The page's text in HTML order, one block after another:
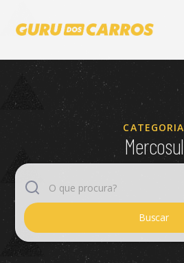
CATEGORIA
Mercosul